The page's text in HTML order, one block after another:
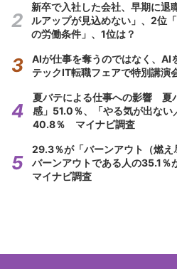
新卒で入社した会社、早期に
ルアップが見込めない」、2位
の労働条件」、1位は？
AIが仕事を奪うのではなく、
テックIT転職フェアで特別講演
夏バテによる仕事への影響 夏
感」51.0％、「やる気が出ない
40.8％ マイナビ調査
29.3％が「バーンアウト（燃
バーンアウトである人の35.1
マイナビ調査